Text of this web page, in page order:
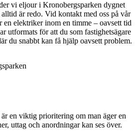
vi eljouri Kronobergsparken dygnet
är redo. Vid kontakt med oss på vår
elektriker inom en timme – oavsett tid
utformats för att du som fastighetsägare
du snabbt kan få hjälp oavsett problem.
en viktig prioritering om man äger en
uttag och anordningar kan ses över.